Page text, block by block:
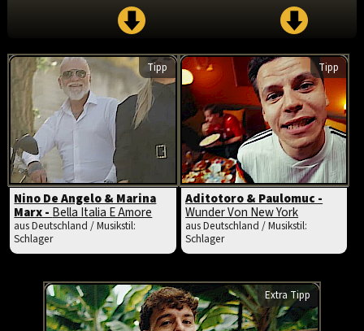
Tipp
Nino De Angelo & Marina
Marx - Bella Italia E Amore
aus Deutschland / Musikstil:
Schlager
Tipp
Aditotoro & Paulomuc -
Wunder Von New York
aus Deutschland / Musikstil:
Schlager
Extra Tipp